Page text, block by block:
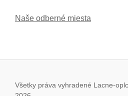
Naše odberné miesta
Všetky práva vyhradené Lacne-